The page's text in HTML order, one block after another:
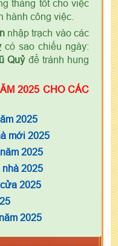
tháng tốt cho việc
hành công việc.
nhập trạch vào các
có sao chiếu ngày:
Quỷđể tránh hung
2025 CHO CÁC
2025
mới 2025
2025
nhà 2025
2025
2025